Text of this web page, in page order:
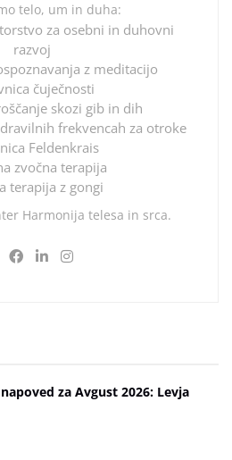
telo, um in duha:
za osebni in duhovni
razvoj
z meditacijo
čuječnosti
skozi gib in dih
frekvencah za otroke
Feldenkrais
zvočna terapija
terapija z gongi
Harmonija telesa in srca.
za Avgust 2026: Levja